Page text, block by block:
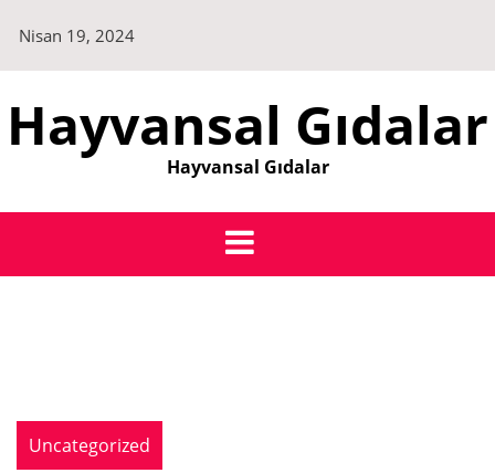
content
Nisan 19, 2024
Hayvansal Gıdalar
Hayvansal Gıdalar
Uncategorized